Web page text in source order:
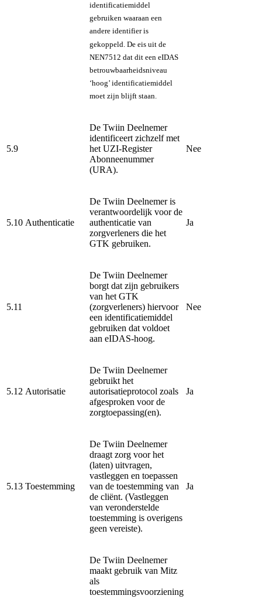
identificatiemiddel
gebruiken waaraan een
andere identifier is
gekoppeld. De eis uit de
NEN7512 dat dit een eIDAS
betrouwbaarheidsniveau
‘hoog’ identificatiemiddel
moet zijn blijft staan.
5.9
De Twiin Deelnemer
identificeert zichzelf met
het UZI-Register
Abonneenummer
(URA).
Nee
5.10 Authenticatie
De Twiin Deelnemer is
verantwoordelijk voor de
authenticatie van
zorgverleners die het
GTK gebruiken.
Ja
5.11
De Twiin Deelnemer
borgt dat zijn gebruikers
van het GTK
(zorgverleners) hiervoor
een identificatiemiddel
gebruiken dat voldoet
aan eIDAS-hoog.
Nee
5.12 Autorisatie
De Twiin Deelnemer
gebruikt het
autorisatieprotocol zoals
afgesproken voor de
zorgtoepassing(en).
Ja
5.13 Toestemming
De Twiin Deelnemer
draagt zorg voor het
(laten) uitvragen,
vastleggen en toepassen
van de toestemming van
de cliënt. (Vastleggen
van veronderstelde
toestemming is overigens
geen vereiste).
Ja
De Twiin Deelnemer
maakt gebruik van Mitz
als
toestemmingsvoorziening